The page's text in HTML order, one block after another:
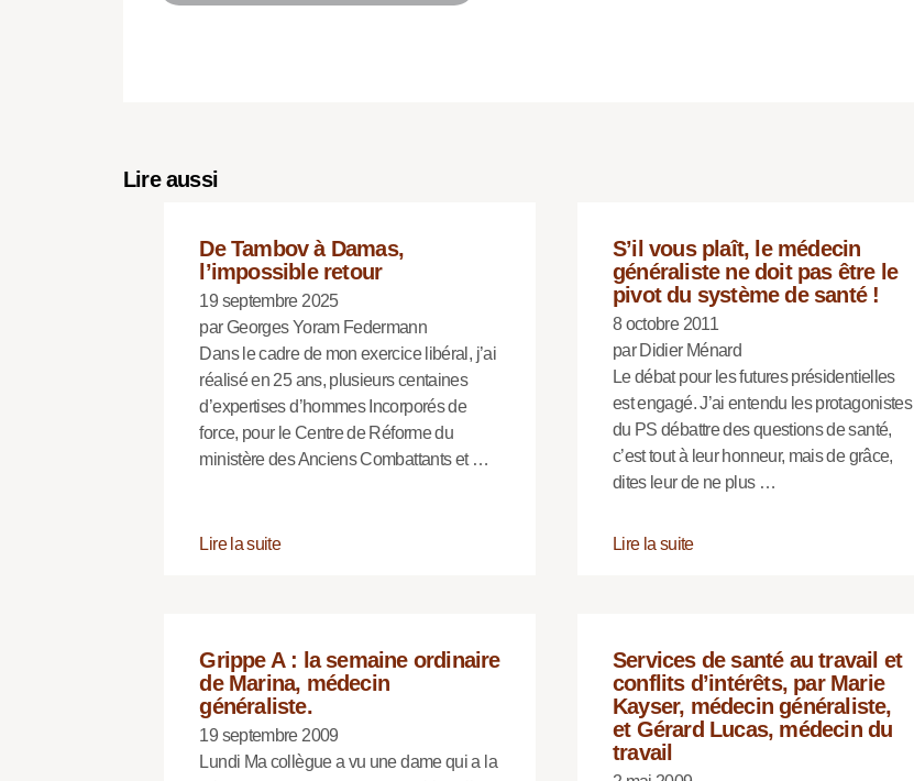
Lire aussi
De Tambov à Damas,
l’impossible retour
19 septembre 2025
par Georges Yoram Federmann
Dans le cadre de mon exercice libéral, j’ai
réalisé en 25 ans, plusieurs centaines
d’expertises d’hommes Incorporés de
force, pour le Centre de Réforme du
ministère des Anciens Combattants et …
Lire la suite
S’il vous plaît, le médecin
généraliste ne doit pas être le
pivot du système de santé !
8 octobre 2011
par Didier Ménard
Le débat pour les futures présidentielles
est engagé. J’ai entendu les protagonistes
du PS débattre des questions de santé,
c’est tout à leur honneur, mais de grâce,
dites leur de ne plus …
Lire la suite
Grippe A : la semaine ordinaire
de Marina, médecin
généraliste.
19 septembre 2009
Lundi Ma collègue a vu une dame qui a la
Services de santé au travail et
conflits d’intérêts, par Marie
Kayser, médecin généraliste,
et Gérard Lucas, médecin du
travail